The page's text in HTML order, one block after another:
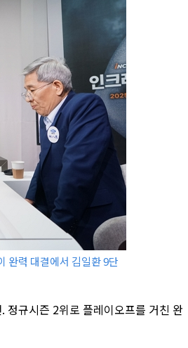
완력 대결에서 김일환 9단
정규시즌 2위로 플레이오프를 거친 완